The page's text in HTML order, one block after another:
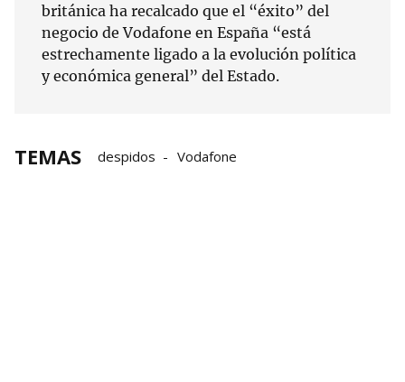
británica ha recalcado que el “éxito” del
negocio de Vodafone en España “está
estrechamente ligado a la evolución política
y económica general” del Estado.
TEMAS despidos Vodafone